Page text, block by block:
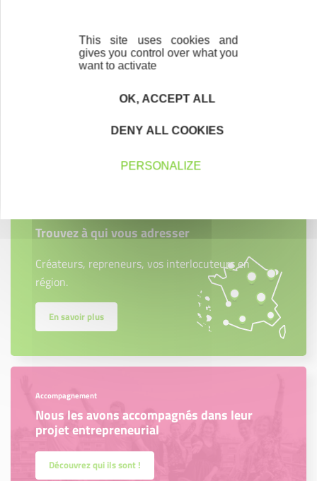
Trouvez à qui vous adresser
Créateurs, repreneurs, vos interlocuteurs en
région.
En savoir plus
Accompagnement
Nous les avons accompagnés dans leur
projet entrepreneurial
Découvrez qui ils sont !
This site uses cookies and
gives you control over what you
want to activate
OK, ACCEPT ALL
DENY ALL COOKIES
PERSONALIZE